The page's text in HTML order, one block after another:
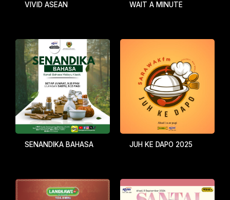
VIVID ASEAN WAIT A MINUTE
SENANDIKA BAHASA JUH KE DAPO 2025